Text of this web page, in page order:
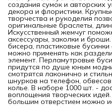
создания сумок и авторских
декора и флористики.
творчества и рукоделия
оригинальные браслеты,
Искусственный жемчуг
аксессуары, заколки и
бисера, пластиковые
можно применять как
элемент. Перламутровые
придутся по душе юным
смотрятся лаконично и
шнурков на телефон,
колье. В наборе 1000 шт. -
воплощения творческих
большим отверстием можно